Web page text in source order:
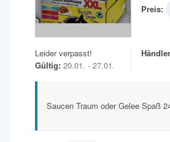
Preis:
Leider verpasst!
Gültig: 20.01. - 27.01.
Saucen Traum oder Gelee Spaß